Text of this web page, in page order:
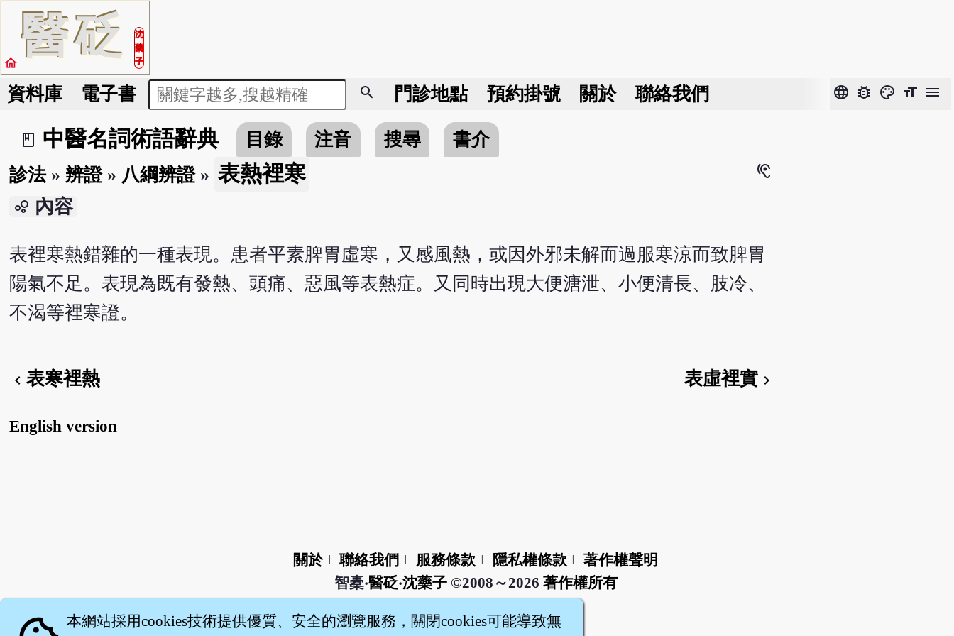
醫砭
沈
藥
子
home
資料庫 電子書 search 門診地點 預約掛號 關於 聯絡我們 language bug_report color_lens format_size menu
book_2
中醫名詞術語辭典 目錄 注音 搜尋
書介
診法» 辨證» 八綱辨證» 表熱裡寒 hearing
bubble_chart 內容
表裡寒熱錯雜的一種表現。患者平素脾胃虛寒，又感風熱，或因外邪未解而過服寒涼而致脾胃
陽氣不足。表現為既有發熱、頭痛、惡風等表熱症。又同時出現大便溏泄、小便清長、肢冷、
不渴等裡寒證。
chevron_left 表寒裡熱 表虛裡實chevron_right
English version
關於 聯絡我們 服務條款 隱私權條款
著作權聲明
智橐‧醫砭‧沈藥子©2008～2026 著作權所有
本網站採用cookies技術提供優質、安全的瀏覽服務，關閉cookies可能導致無